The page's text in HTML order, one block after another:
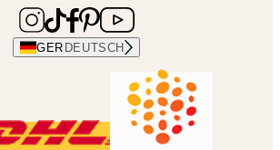
GER DEUTSCH